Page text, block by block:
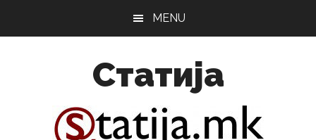
MENU
Статија